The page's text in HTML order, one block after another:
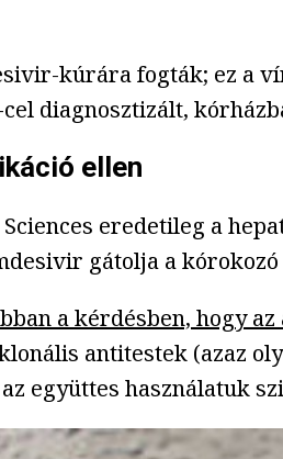
kúrára fogták; ez a
diagnosztizált,
ellen
eredetileg a
gátolja a
a kérdésben, hogy
antitestek (azaz
együttes használatuk